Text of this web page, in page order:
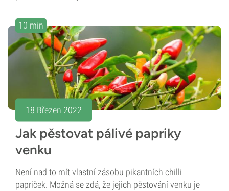
10 min
18 Březen 2022
Jak pěstovat pálivé papriky
venku
Není nad to mít vlastní zásobu pikantních chilli
papriček. Možná se zdá, že jejich pěstování venku je